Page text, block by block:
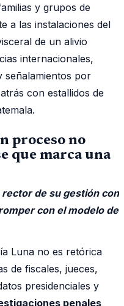
y grupos de
a las instalaciones del
de un alivio
internacionales,
señalamientos por
con estallidos de
proceso no
que marca una
de su gestión con
con el modelo de
Luna no es retórica
de fiscales, jueces,
presidenciales y
penales